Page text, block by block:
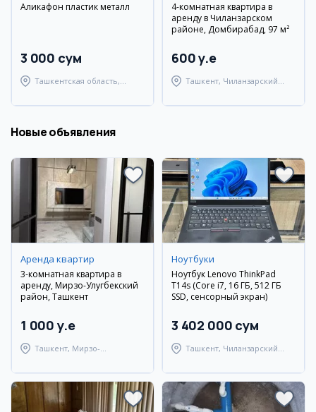
Аликафон пластик металл
3 000 сум
Ташкентская область,
4-комнатная квартира в
аренду в Чиланзарском
районе, Домбирабад, 97 м²
600 y.e
Ташкент, Чиланзарский
Новые объявления
Аренда квартир
3-комнатная квартира в
аренду, Мирзо-Улугбекский
район, Ташкент
1 000 y.e
Ташкент, Мирзо-
Ноутбуки
Ноутбук Lenovo ThinkPad
T14s (Core i7, 16 ГБ, 512 ГБ
SSD, сенсорный экран)
3 402 000 сум
Ташкент, Чиланзарский